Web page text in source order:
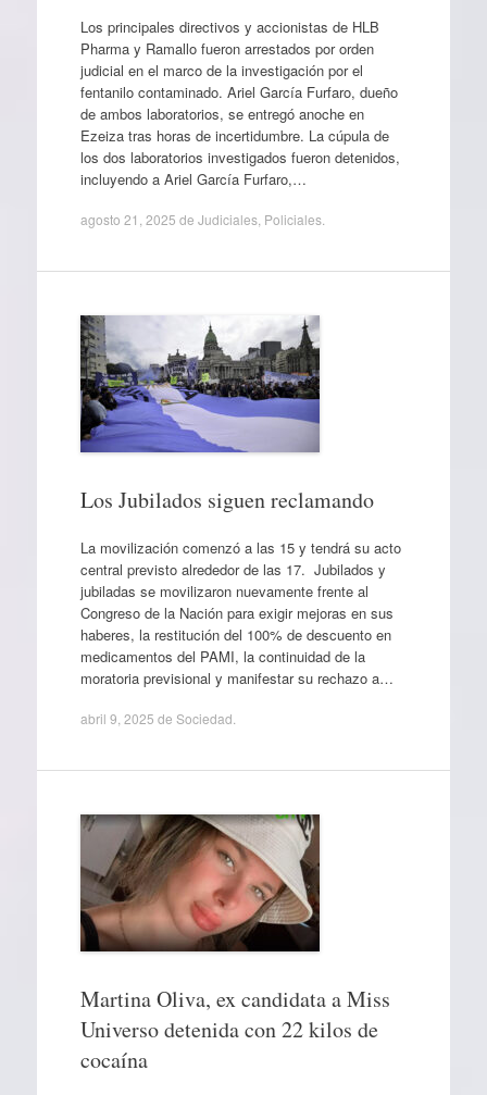
Los principales directivos y accionistas de HLB
Pharma y Ramallo fueron arrestados por orden
judicial en el marco de la investigación por el
fentanilo contaminado. Ariel García Furfaro, dueño
de ambos laboratorios, se entregó anoche en
Ezeiza tras horas de incertidumbre. La cúpula de
los dos laboratorios investigados fueron detenidos,
incluyendo a Ariel García Furfaro,…
agosto 21, 2025 de Judiciales, Policiales.
Los Jubilados siguen reclamando
La movilización comenzó a las 15 y tendrá su acto
central previsto alrededor de las 17. Jubilados y
jubiladas se movilizaron nuevamente frente al
Congreso de la Nación para exigir mejoras en sus
haberes, la restitución del 100% de descuento en
medicamentos del PAMI, la continuidad de la
moratoria previsional y manifestar su rechazo a…
abril 9, 2025 de Sociedad
Martina Oliva, ex candidata a Miss
Universo detenida con 22 kilos de
cocaína